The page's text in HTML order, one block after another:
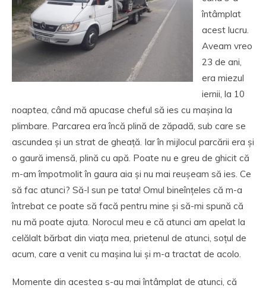
întâmplat
acest lucru.
Aveam vreo
23 de ani,
era miezul
iernii, la 10
noaptea, când mă apucase cheful să ies cu mașina la
plimbare. Parcarea era încă plină de zăpadă, sub care se
ascundea și un strat de gheață. Iar în mijlocul parcării era și
o gaură imensă, plină cu apă. Poate nu e greu de ghicit că
m-am împotmolit în gaura aia și nu mai reușeam să ies. Ce
să fac atunci? Să-l sun pe tata! Omul bineînțeles că m-a
întrebat ce poate să facă pentru mine și să-mi spună că
nu mă poate ajuta. Norocul meu e că atunci am apelat la
celălalt bărbat din viața mea, prietenul de atunci, soțul de
acum, care a venit cu mașina lui și m-a tractat de acolo.
Momente din acestea s-au mai întâmplat de atunci, că